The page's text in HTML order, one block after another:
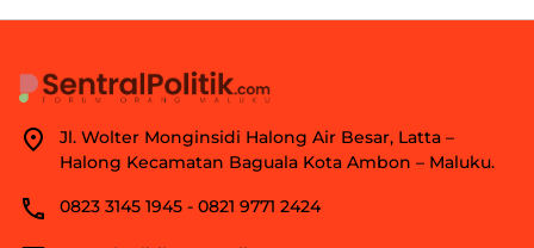
Jl. Wolter Monginsidi Halong Air Besar, Latta –
Halong Kecamatan Baguala Kota Ambon – Maluku.
0823 3145 1945 - 0821 9771 2424